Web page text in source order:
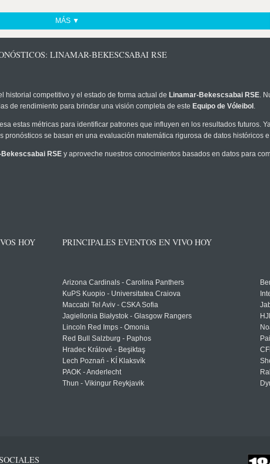
MÁS ▼
LINAMAR-BEKESCSABAI RSE
historial competitivo y el estado de forma actual de Linamar-Bekescsabai RSE.
de rendimiento para brindar una visión completa de este Equipo de Vóleibol .
estas métricas para identificar patrones que influyen en los resultados futuros.
pronósticos se basan en una evaluación matemática rigurosa de datos históricos
Bekescsabai RSE y aproveche nuestros conocimientos basados en datos para
HOY PRINCIPALES EVENTOS EN VIVO HOY
Arizona Cardinals - Carolina Panthers
KuPS Kuopio - Universitatea Craiova
Maccabi Tel Aviv - CSKA Sofia
Jagiellonia Białystok - Glasgow Rangers
Lincoln Red Imps - Omonia
Red Bull Salzburg - Paphos
Hradec Králové - Beşiktaş
Lech Poznań - KÍ Klaksvík
PAOK - Anderlecht
Thun - Vikingur Reykjavik